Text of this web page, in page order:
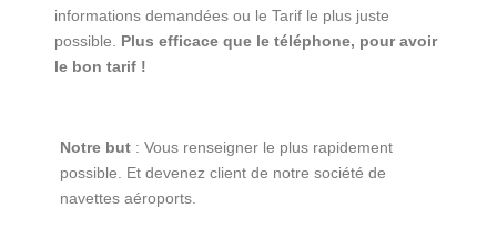
informations demandées ou le Tarif le plus juste
possible. Plus efficace que le téléphone, pour avoir
le bon tarif !
Notre but : Vous renseigner le plus rapidement
possible. Et devenez client de notre société de
navettes aéroports.